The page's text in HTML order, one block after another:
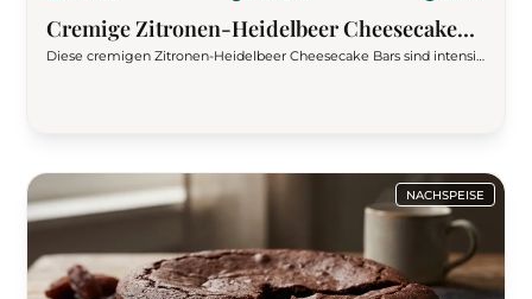
Cremige Zitronen-Heidelbeer Cheesecake
Bars
Diese cremigen Zitronen-Heidelbeer Cheesecake Bars sind intensiv
NACHSPEISE